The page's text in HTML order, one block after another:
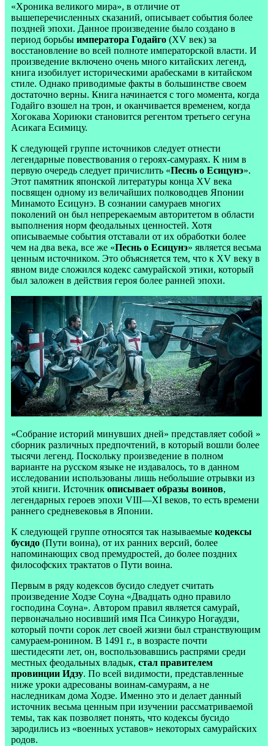
«Хроника великого мира», в отличие от
вышеперечисленных сказаний, описывает события более
поздней эпохи. Данное произведение было создано в
период борьбы императора Годайго (XV век) за
восстановление во всей полноте императорской власти. И
произведение включено очень много китайских легенд,
книга изобилует историческими арабесками в китайском
стиле. Однако приводимые факты в большинстве своем
достаточно верны. Книга начинается с того момента, когда
Годайго взошел на трон, и оканчивается временем, когда
Хогокава Хориюки становится регентом третьего сегуна
Асикага Есимицу.
К следующей группе источников следует отнести
легендарные повествования о героях-самураях. К ним в
первую очередь следует причислить «Песнь о Есицунэ».
Этот памятник японской литературы конца XV века
посвящен одному из величайших полководцев Японии
Минамото Есицунэ. В сознании самураев многих
поколений он был непререкаемым авторитетом в области
выполнения норм феодальных ценностей. Хотя
описываемые события отставали от их обработки более
чем на два века, все же «Песнь о Есицунэ» является весьма
ценным источником. Это объясняется тем, что к XV веку в
явном виде сложился кодекс самурайской этики, который
был заложен в действия героя более ранней эпохи.
«Собрание историй минувших дней» представляет собой »
сборник различных предпочтений, в который вошли более
тысячи легенд. Поскольку произведение в полном
варианте на русском языке не издавалось, то в данном
исследовании использованы лишь небольшие отрывки из
этой книги. Источник описывает образы воинов,
легендарных героев эпохи VIII—XI веков, то есть времени
раннего средневековья в Японии.
К следующей группе относятся так называемые кодексы
бусидо (Пути воина), от их ранних версий, более
напоминающих свод премудростей, до более поздних
философских трактатов о Пути воина.
Первым в ряду кодексов бусидо следует считать
произведение Ходзе Соуна «Двадцать одно правило
господина Соуна». Автором правил является самурай,
первоначально носивший имя Пса Синкуро Ногаудзи,
который почти сорок лет своей жизни был странствующим
самураем-ронином. В 1491 г., в возрасте почти
шестидесяти лет, он, воспользовавшись распрями среди
местных феодальных владык, стал правителем
провинции Идзу. По всей видимости, представленные
ниже уроки адресованы воинам-самураям, а не
наследникам дома Ходзе. Именно это и делает данный
источник весьма ценным при изучении рассматриваемой
темы, так как позволяет понять, что кодексы бусидо
зародились из «военных уставов» некоторых самурайских
родов.